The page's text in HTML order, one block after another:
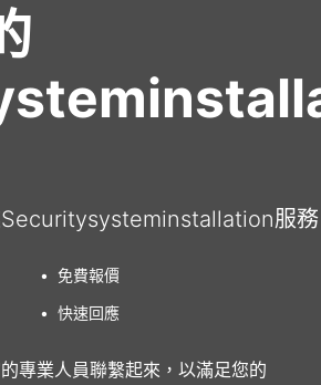
服務
• 免費報價
• 快速回應
專業人員聯繫起來，以滿足您的